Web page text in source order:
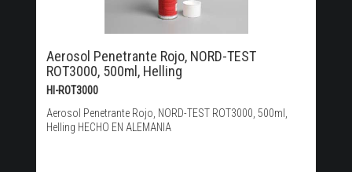
Aerosol Penetrante Rojo, NORD-TEST
ROT3000, 500ml, Helling
HI-ROT3000
Aerosol Penetrante Rojo, NORD-TEST ROT3000, 500ml,
Helling HECHO EN ALEMANIA